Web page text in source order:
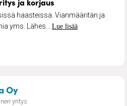
haasteissa. Vianmääritän ja
yms. Lähes... Lue lisää
Oy– Henkilökohtainen
yritys